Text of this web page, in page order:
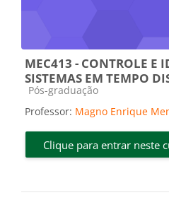
MEC413 - CONTROLE E
SISTEMAS EM TEMPO
Categoria do curso
Pós-graduação
Professor: Magno Enrique
Clique para entrar neste